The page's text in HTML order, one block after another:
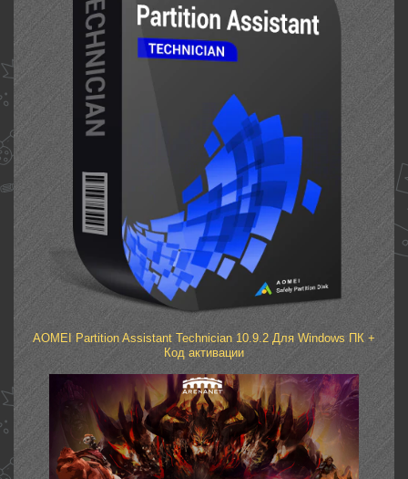
AOMEI Partition Assistant Technician 10.9.2 Для Windows ПК +
Код активации